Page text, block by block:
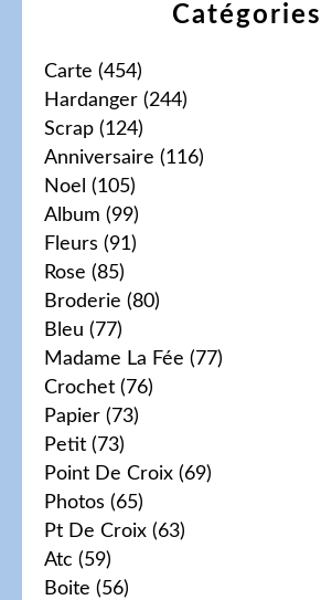
Catégories
Carte (454)
Hardanger (244)
Scrap (124)
Anniversaire (116)
Noel (105)
Album (99)
Fleurs (91)
Rose (85)
Broderie (80)
Bleu (77)
Madame La Fée (77)
Crochet (76)
Papier (73)
Petit (73)
Point De Croix (69)
Photos (65)
Pt De Croix (63)
Atc (59)
Boite (56)